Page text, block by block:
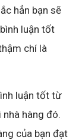
hẳn bạn sẽ
luận tốt
chí là
luận tốt từ
hàng đó.
của bạn đạt